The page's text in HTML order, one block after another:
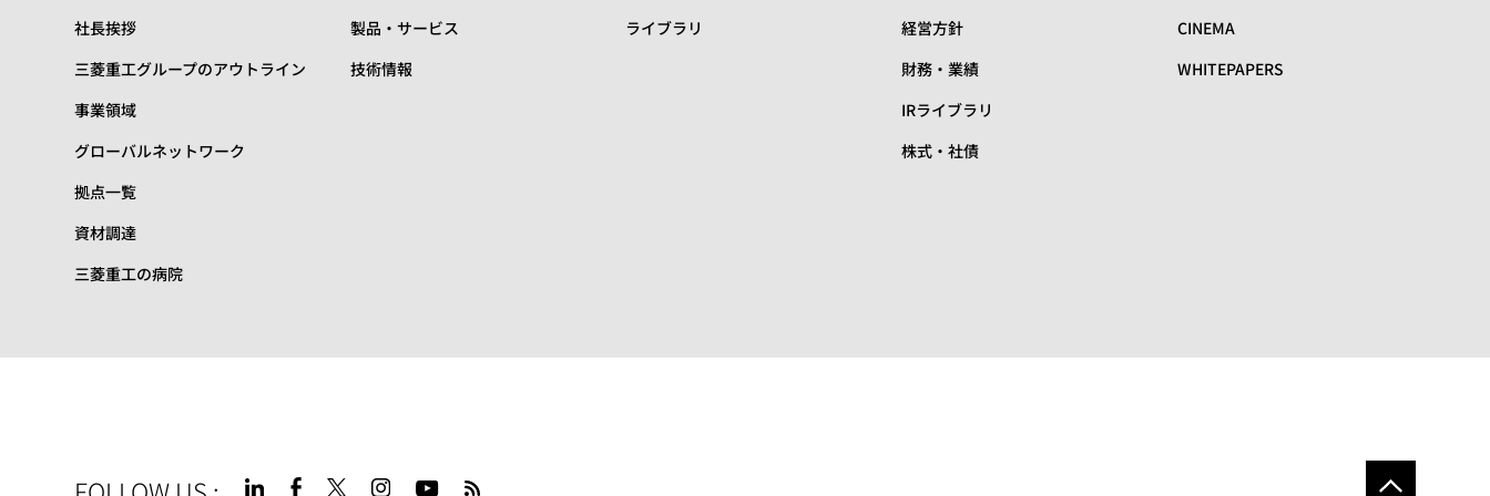
社長挨拶
三菱重工グループのアウトライン
事業領域
グローバルネットワーク
拠点一覧
資材調達
三菱重工の病院
製品・サービス
技術情報
ライブラリ
経営方針
財務・業績
IRライブラリ
株式・社債
CINEMA
WHITEPAPERS